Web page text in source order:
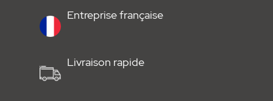
Entreprise française
Livraison rapide